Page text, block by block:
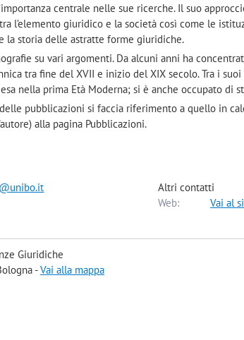
centrale nelle sue ricerche. Il suo
l’elemento giuridico e la società così come le
la storia delle astratte forme giuridiche.
su vari argomenti. Da alcuni anni ha
tra fine del XVII e inizio del XIX secolo. Tra i
nella prima Età Moderna; si è anche occupato di
pubblicazioni si faccia riferimento a quello in
alla pagina Pubblicazioni.
Altri contatti
Web:
Vai al
Giuridiche
-Vai alla mappa